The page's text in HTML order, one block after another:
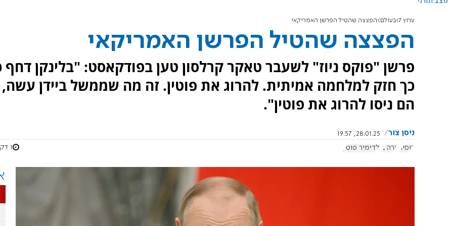
ערוץ 7 בעולם הפצצה שהטיל הפרשן האמריקאי
הפצצה שהטיל הפרשן האמריקאי
פרשן "פוקס ניוז" לשעבר טאקר קרלסון טען בפודקאסט: "בלינקן דחף
כך חזק למלחמה אמיתית. להרוג את פוטין. זה מה שממשל ביידן עשה,
הם ניסו להרוג את פוטין".
ניסן צור
28.01.25, 19:57
רוסיה
ארה"ב ולדימיר פוטין 1 דקות